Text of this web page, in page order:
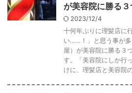
が美容院に勝る３
2023/12/4
十何年ぶりに理髪店に
い……！」と思う事が
屋）が美容院に勝る３
す。「美容院にしか行
けに、理髪店と美容院